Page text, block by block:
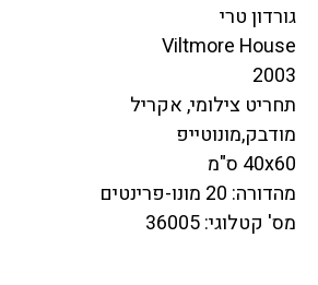
גורדון טרי
Viltmore House
2003
תחריט צילומי, אקריל
מודבק,מונוטייפ
40x60 ס"מ
מהדורה: 20 מונו-פרינטים
מס' קטלוגי: 36005